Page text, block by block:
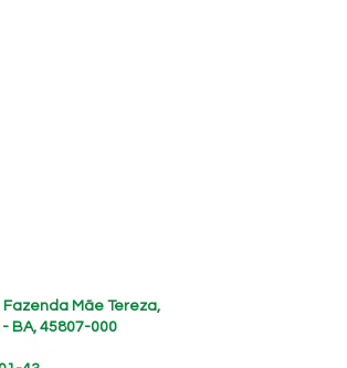
Fazenda Mãe Tereza,
BA, 45807-000